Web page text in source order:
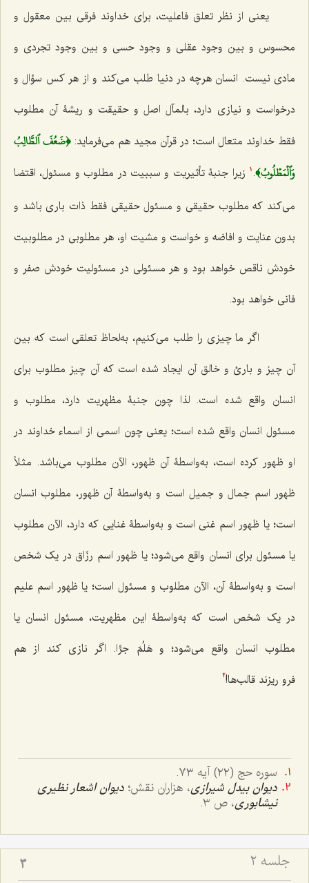
یعنی از نظر تعلق فاعلیت، برای خداوند فرقی بین معقول و
محسوس و بین وجود عقلی و وجود حسی و بین وجود تجردی و
مادی نیست. انسان هرچه در دنیا طلب می‌کند و از هر کس سؤال و
درخواست و نیازی دارد، بالمآل اصل و حقیقت و ریشۀ آن مطلوب
فقط خداوند متعال است؛ در قرآن مجید هم می‌فرماید: ﴿ضَعُفَ ٱلطَّالِبُ
وَٱلۡمَطۡلُوبُ﴾.
1
زیرا جنبۀ تأثیریت و سببیت در مطلوب و مسئول، اقتضا
می‌کند که مطلوب حقیقی و مسئول حقیقی فقط ذات باری باشد و
بدون عنایت و افاضه و خواست و مشیت او، هر مطلوبی در مطلوبیت
خودش ناقص خواهد بود و هر مسئولی در مسئولیت خودش صفر و
فانی خواهد بود.
اگر ما چیزی را طلب می‌کنیم، به‌لحاظ تعلقی است که بین
آن چیز و بارئ و خالق آن ایجاد شده است که آن چیز مطلوب برای
انسان واقع شده است. لذا چون جنبۀ مظهریت دارد، مطلوب و
مسئول انسان واقع شده است؛ یعنی چون اسمی از اسماء خداوند در
او ظهور کرده است، به‌واسطۀ آن ظهور، الآن مطلوب می‌باشد. مثلاً
ظهور اسم جمال و جمیل است و به‌واسطۀ آن ظهور، مطلوب انسان
است؛ یا ظهور اسم غنی است و به‌واسطۀ غنایی که دارد، الآن مطلوب
یا مسئول برای انسان واقع می‌شود؛ یا ظهور اسم رزّاق در یک شخص
است و به‌واسطۀ آن، الآن مطلوب و مسئول است؛ یا ظهور اسم علیم
در یک شخص است که به‌واسطۀ این مظهریت، مسئول انسان یا
مطلوب انسان واقع می‌شود؛ و هَلُمّ جرًّا. اگر نازی کند از هم
فرو ریزند قالب‌ها!2
سوره حج (٢٢) آیه ٧٣.
دیوان بیدل شیرازی، هزاران نقش؛ دیوان اشعار نظیری
نیشابوری، ص ٣.
جلسه ۲ 3